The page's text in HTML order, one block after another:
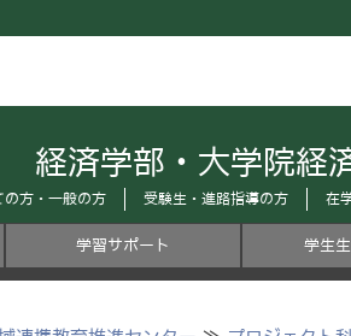
経済学部・大学院経
の方・一般の方 受験生・進路指導の方 在
学習サポート 学生